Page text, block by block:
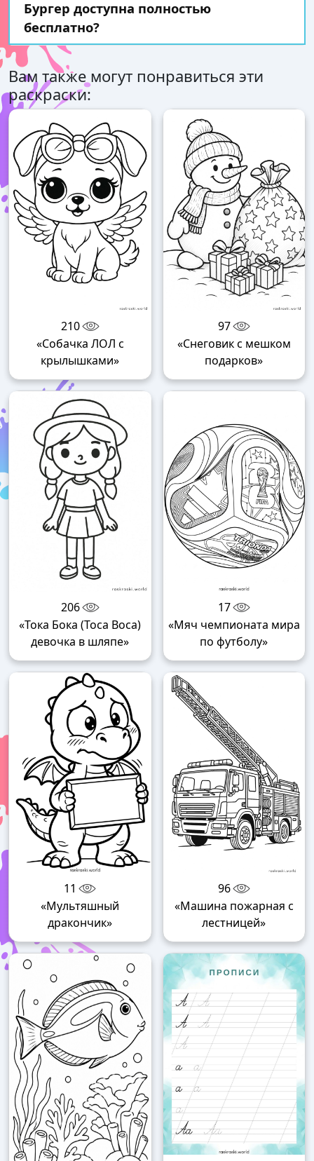
Бургер доступна полностью
бесплатно?
Вам также могут понравиться эти
раскраски:
210
«Собачка ЛОЛ с
крылышками»
97
«Снеговик с мешком
подарков»
206
«Тока Бока (Toca Boca)
девочка в шляпе»
17
«Мяч чемпионата мира
по футболу»
11
«Мультяшный
дракончик»
96
«Машина пожарная с
лестницей»